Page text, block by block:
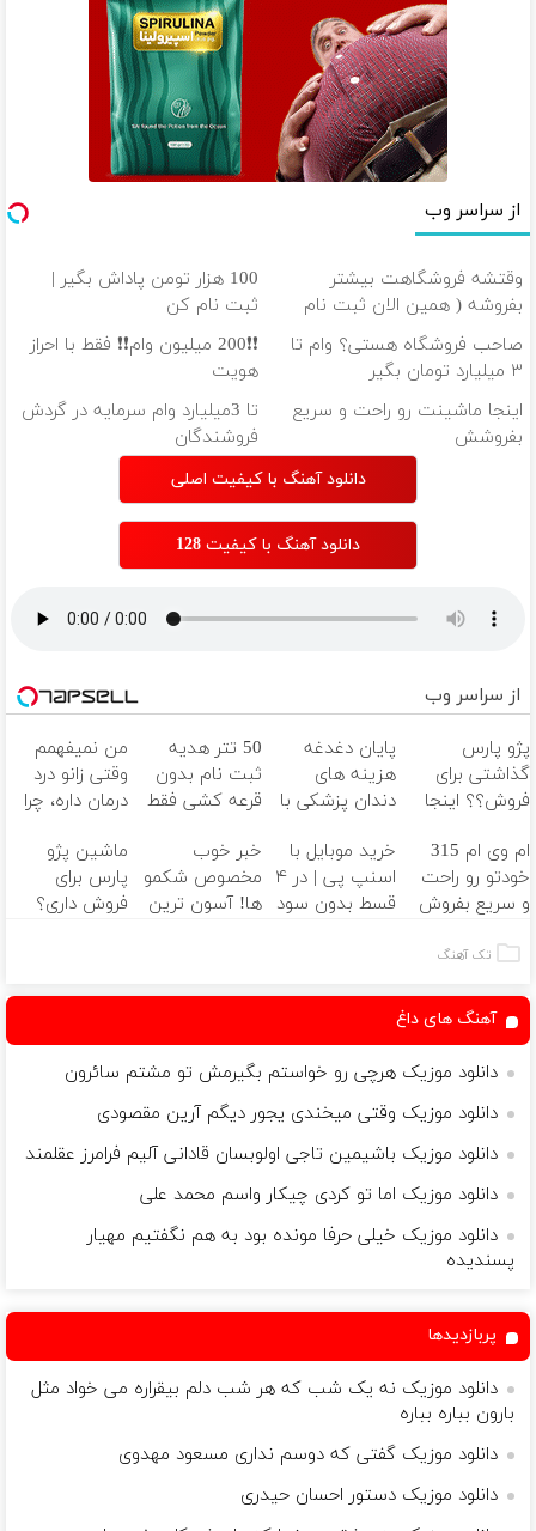
از سراسر وب
وقتشه فروشگاهت بیشتر
بفروشه ( همین الان ثبت نام
کن )
100 هزار تومن پاداش بگیر |
ثبت نام کن
صاحب فروشگاه هستی؟ وام تا
۳ میلیارد تومان بگیر
❗❗200 میلیون وام❗❗ فقط با احراز
هویت
اینجا ماشینت رو راحت و سریع
بفروشش
تا 3میلیارد وام سرمایه در گردش
فروشندگان
دانلود آهنگ با کیفیت اصلی
دانلود آهنگ با کیفیت 128
از سراسر وب
پژو پارس
گذاشتی برای
فروش؟؟ اینجا
پایان دغدغه
هزینه های
دندان پزشکی با
کننده خانگی
50 تتر هدیه
ثبت نام بدون
قرعه کشی فقط
من نمیفهمم
وقتی زانو درد
درمان داره، چرا
تحمل میکنی؟❗
ام وی ام 315
خودتو رو راحت
و سریع بفروش
خرید موبایل با
اسنپ پی | در ۴
قسط بدون سود
خبر خوب
مخصوص شکمو
ها! آسون ترین
ماشین پژو
پارس برای
فروش داری؟
تک آهنگ
آهنگ های داغ
دانلود موزیک هرچی رو خواستم بگیرمش تو مشتم سائرون
دانلود موزیک وقتی میخندی یجور دیگم آرین مقصودی
دانلود موزیک باشیمین تاجی اولوبسان قادانی آلیم فرامرز عقلمند
دانلود موزیک اما تو کردی چیکار واسم محمد علی
دانلود موزیک خیلی حرفا مونده بود به هم نگفتیم مهیار
پسندیده
پربازدیدها
دانلود موزیک نه یک شب که هر شب دلم بیقراره می خواد مثل
بارون بباره بباره
دانلود موزیک گفتی که دوسم نداری مسعود مهدوی
دانلود موزیک دستور احسان حیدری